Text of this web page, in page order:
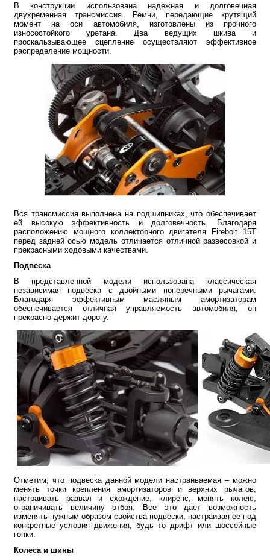
В конструкции использована надежная и долговечная
двухременная трансмиссия. Ремни, передающие крутящий
момент на оси автомобиля, изготовлены из прочного
износостойкого уретана. Два ведущих шкива и
проскальзывающее сцепление осуществляют эффективное
распределение мощности.
Вся трансмиссия выполнена на подшипниках, что обеспечивает
ей высокую эффективность и долговечность. Благодаря
расположению мощного коллекторного двигателя Firebolt 15Т
перед задней осью модель отличается отличной развесовкой и
прекрасными ходовыми качествами.
Подвеска
В представленной модели использована классическая
независимая подвеска с двойными поперечными рычагами.
Благодаря эффективным масляным амортизаторам
обеспечивается отличная управляемость автомобиля, он
прекрасно держит дорогу.
Отметим, что подвеска данной модели настраиваемая – можно
менять точки крепления амортизаторов и верхних рычагов,
настраивать развал и схождение, клиренс, менять колею,
ограничивать величину отбоя. Все это дает возможность
изменять нужным образом свойства подвески, настраивая ее под
конкретные условия движения, будь то дрифт или шоссейные
гонки.
Колеса и шины